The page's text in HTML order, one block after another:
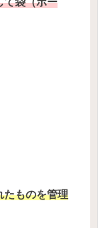
たものを管理